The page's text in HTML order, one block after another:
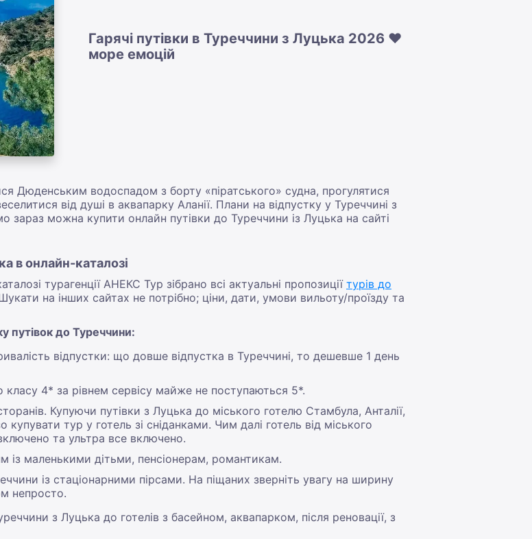
Гарячі путівки в Туреччини з Луцька 2026 ❤️
море емоцій
Дюденським водоспадом з борту «піратського» судна, прогулятися
від душі в аквапарку Аланії. Плани на відпустку у Туреччині з
зараз можна купити онлайн путівки до Туреччини із Луцька на сайті
в онлайн-каталозі
турагенції АНЕКС Тур зібрано всі актуальні пропозиціїтурів до
на інших сайтах не потрібно; ціни, дати, умови вильоту/проїзду та
путівок до Туреччини:
відпустки: що довше відпустка в Туреччині, то дешевше 1 день
класу 4* за рівнем сервісу майже не поступаються 5*.
Купуючи путівки з Луцька до міського готелю Стамбула, Анталії,
тур у готель зі сніданками. Чим далі готель від міського
та ультра все включено.
із маленькими дітьми, пенсіонерам, романтикам.
із стаціонарними пірсами. На піщаних зверніть увагу на ширину
непросто.
з Луцька до готелів з басейном, аквапарком, після реновації, з